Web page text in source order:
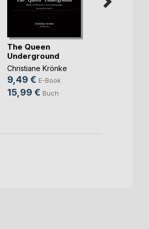
The Queen
Underground
Christiane Krönke
9,49 € E-Book
15,99 € Buch